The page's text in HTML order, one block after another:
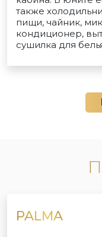
также
пищи, чайник,
кондиционер,
сушилка для
PALMA